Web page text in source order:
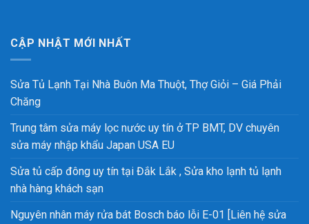
CẬP NHẬT MỚI NHẤT
Sửa Tủ Lạnh Tại Nhà Buôn Ma Thuột, Thợ Giỏi – Giá Phải
Chăng
Trung tâm sửa máy lọc nước uy tín ở TP BMT, DV chuyên
sửa máy nhập khẩu Japan USA EU
Sửa tủ cấp đông uy tín tại Đắk Lắk , Sửa kho lạnh tủ lạnh
nhà hàng khách sạn
Nguyên nhân máy rửa bát Bosch báo lỗi E-01 [Liên hệ sửa